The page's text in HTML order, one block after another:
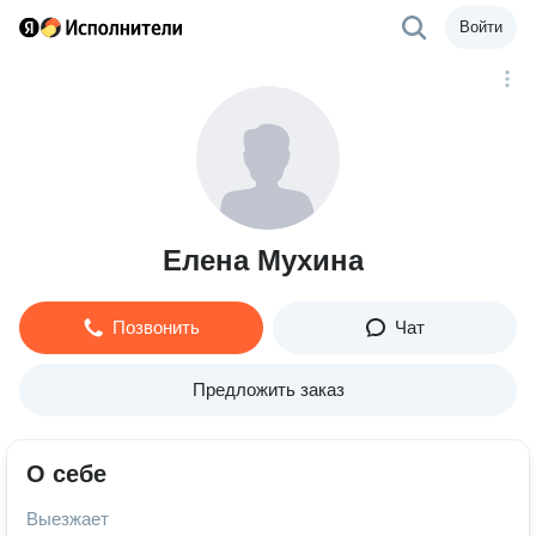
Войти
Елена Мухина
Позвонить Чат
Предложить заказ
О себе
Выезжает